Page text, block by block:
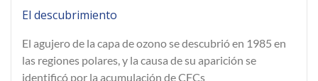
El descubrimiento
El agujero de la capa de ozono se descubrió en 1985 en
las regiones polares, y la causa de su aparición se
identificó por la acumulación de CFCs